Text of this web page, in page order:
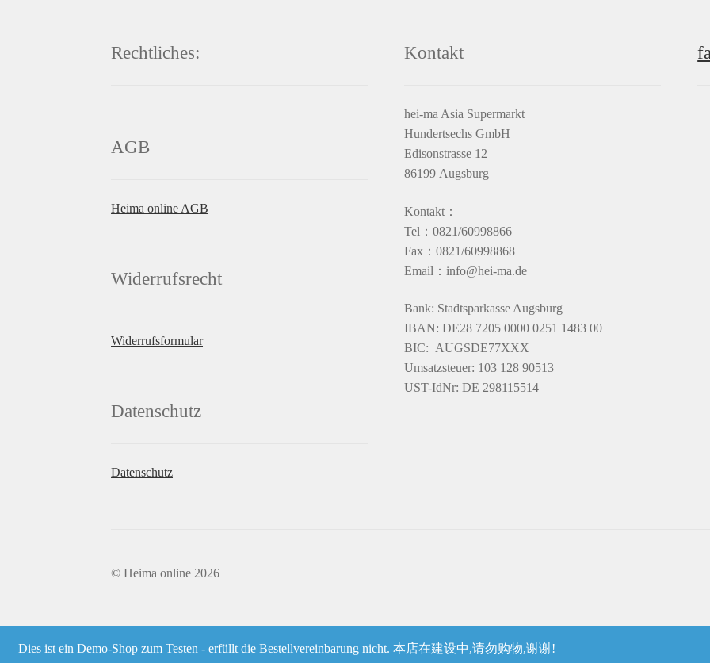
Rechtliches:
AGB
Heima online AGB
Widerrufsrecht
Widerrufsformular
Datenschutz
Datenschutz
Kontakt
hei-ma Asia Supermarkt
Hundertsechs GmbH
Edisonstrasse 12
86199 Augsburg
Kontakt：
Tel：0821/60998866
Fax：0821/60998868
Email：info@hei-ma.de
Bank: Stadtsparkasse Augsburg
IBAN: DE28 7205 0000 0251 1483 00
BIC: AUGSDE77XXX
Umsatzsteuer: 103 128 90513
UST-IdNr: DE 298115514
© Heima online 2026
Dies ist ein Demo-Shop zum Testen - erfüllt die Bestellvereinbarung nicht. 本店在建设中,请勿购物,谢谢!